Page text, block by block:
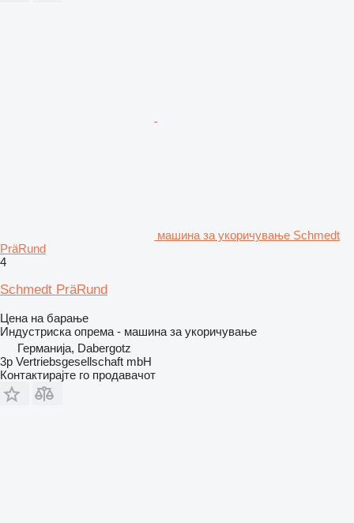
машина за укоричување Schmedt
PräRund
4
Schmedt PräRund
Цена на барање
Индустриска опрема - машина за укоричување
Германија, Dabergotz
3p Vertriebsgesellschaft mbH
Контактирајте го продавачот